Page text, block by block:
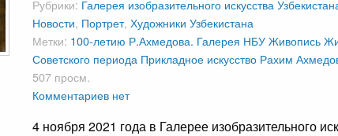
Рубрики: Галерея изобразительного искусства
Новости, Портрет,Художники Узбекистана
Метки: 100-летию Р.Ахмедова. Галерея НБУ Живопись
Советского периода Прикладное искусство Рахим
507 просм.
Комментариев нет
4 ноября 2021 года в Галерее изобразительного